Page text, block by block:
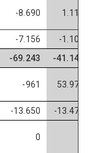
-8.690 1.118
-7.156
-1.103
-69.243 -41.149
-961 53.977
-13.650
-13.477
0